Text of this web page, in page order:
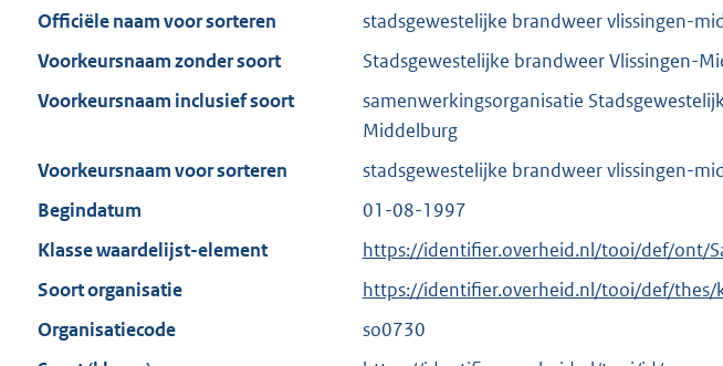
Officiële naam voor sorteren
stadsgewestelijke brandweer vlissingen-
Voorkeursnaam zonder soort
Stadsgewestelijke brandweer Vlissingen-
Voorkeursnaam inclusief soort
samenwerkingsorganisatie
Middelburg
Voorkeursnaam voor sorteren
stadsgewestelijke brandweer vlissingen-
Begindatum
01-08-1997
Klasse waardelijst-element
https://identifier.overheid.nl/tooi/def/ont/
Soort organisatie
https://identifier.overheid.nl/tooi/def/thes/
Organisatiecode
so0730